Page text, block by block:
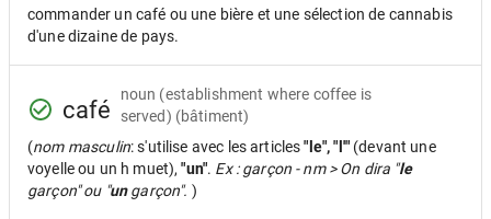
commander un café ou une bière et une sélection de cannabis
d'une dizaine de pays.
café
noun (establishment where coffee is
served) (bâtiment)
(nom masculin: s'utilise avec les articles"le", "l'" (devant une
voyelle ou un h muet),"un". Ex : garçon - nm > On dira "le
garçon" ou "ungarçon". )